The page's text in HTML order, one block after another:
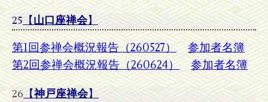
25 【山口座禅会】
第1回参禅会概況報告（260527）
参加者名簿
第2回参禅会概況報告（260624）
参加者名簿
26【神戸座禅会】